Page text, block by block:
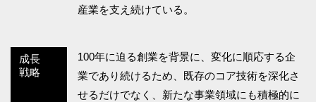
産業を支え続けている。
成長
戦略
100年に迫る創業を背景に、変化に順応する企
業であり続けるため、既存のコア技術を深化さ
せるだけでなく、新たな事業領域にも積極的に